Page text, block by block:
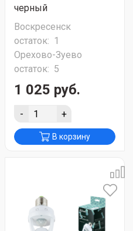
черный
Воскресенск
остаток: 1
Орехово-Зуево
остаток: 5
1 025 руб.
- +
В корзину